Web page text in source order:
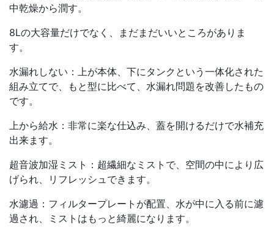
中乾燥から潤す。
8Lの大容量だけでなく、まだまだいいところがありま
す。
水漏れしない：上が本体、下にタンクという一体化された
組み立てで、もと型に比べて、水漏れ問題を改善したもの
です。
上から給水：非常に楽な仕込み、蓋を開けるだけで水補充
出来ます。
超音波加湿ミスト：超繊細なミストで、空間の中により広
げられ、リフレッシュできます。
水濾過：フィルタープレートが配置、水が中に入る前に濾
過され、ミストはもっと綺麗になります。